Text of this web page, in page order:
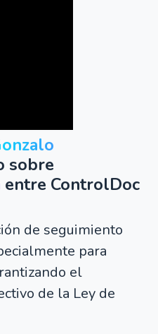
sobre
entre ControlDoc
de seguimiento
para
el
de la Ley de